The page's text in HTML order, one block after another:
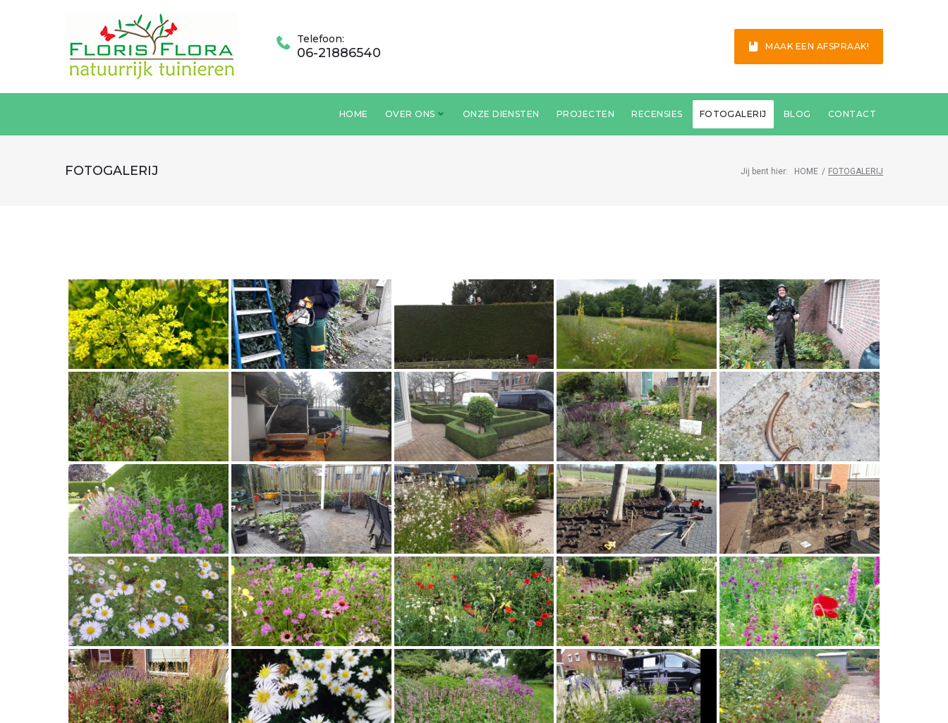
Telefoon:
06-21886540 MAAK EEN AFSPRAAK!
HOME OVER ONS ONZE DIENSTEN PROJECTEN RECENSIES FOTOGALERIJ BLOG CONTACT
FOTOGALERIJ Jij bent hier: HOME / FOTOGALERIJ
FOTOGALERIJ